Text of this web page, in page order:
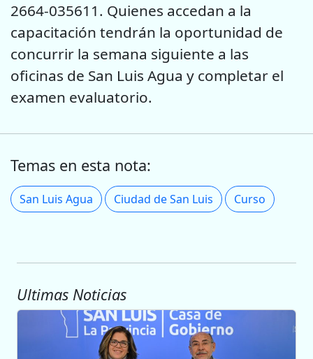
2664-035611. Quienes accedan a la
capacitación tendrán la oportunidad de
concurrir la semana siguiente a las
oficinas de San Luis Agua y completar el
examen evaluatorio.
Temas en esta nota:
San Luis Agua Ciudad de San Luis Curso
Ultimas Noticias